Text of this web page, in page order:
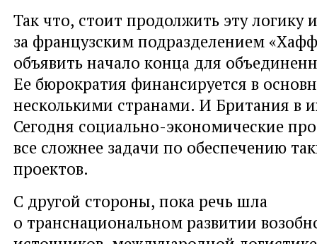
Так что, стоит продолжить эту логику и
за французским подразделением «
объявить начало конца для
Ее бюрократия финансируется в
несколькими странами. И Британия в
Сегодня социально-экономические
все сложнее задачи по обеспечению
проектов.
С другой стороны, пока речь шла
о транснациональном развитии